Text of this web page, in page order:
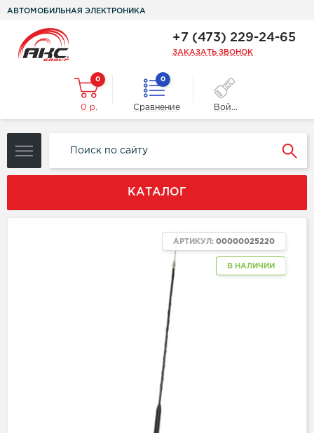
АВТОМОБИЛЬНАЯ ЭЛЕКТРОНИКА
+7 (473) 229-24-65
ЗАКАЗАТЬ ЗВОНОК
0
0 р.
0
Сравнение Войти
КАТАЛОГ
В НАЛИЧИИ
АРТИКУЛ: 00000025220